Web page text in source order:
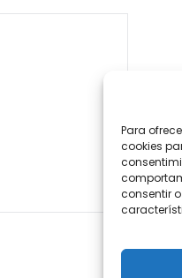
Para
cookies
consentir